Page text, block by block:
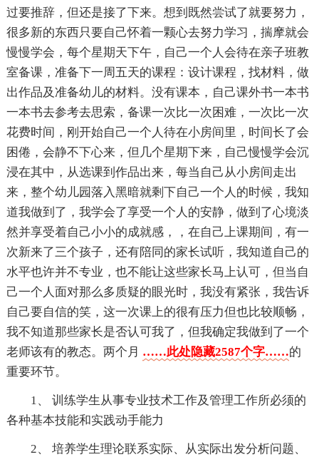
过要推辞，但还是接了下来。想到既然尝试了就要努力，
很多新的东西只要自己怀着一颗心去努力学习，揣摩就会
慢慢学会，每个星期天下午，自己一个人会待在亲子班教
室备课，准备下一周五天的课程：设计课程，找材料，做
出作品及准备幼儿的材料。没有课本，自己课外书一本书
一本书去参考去思索，备课一次比一次困难，一次比一次
花费时间，刚开始自己一个人待在小房间里，时间长了会
困倦，会静不下心来，但几个星期下来，自己慢慢学会沉
浸在其中，从选课到作品出来，每当自己从小房间走出
来，整个幼儿园落入黑暗就剩下自己一个人的时候，我知
道我做到了，我学会了享受一个人的安静，做到了心境淡
然并享受着自己小小的成就感，，在自己上课期间，有一
次新来了三个孩子，还有陪同的家长试听，我知道自己的
水平也许并不专业，也不能让这些家长马上认可，但当自
己一个人面对那么多质疑的眼光时，我没有紧张，我告诉
自己要自信的笑，这一次课上的很有压力但也比较顺畅，
我不知道那些家长是否认可我了，但我确定我做到了一个
老师该有的教态。两个月 ……此处隐藏2587个字……的
重要环节。
1、 训练学生从事专业技术工作及管理工作所必须的
各种基本技能和实践动手能力
2、 培养学生理论联系实际、从实际出发分析问题、